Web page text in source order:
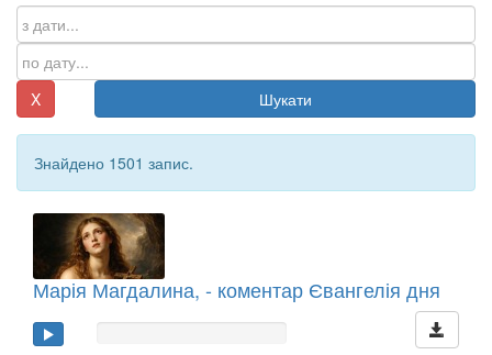
X Шукати
Знайдено 1501 запис.
Марія Магдалина, - коментар Євангелія дня